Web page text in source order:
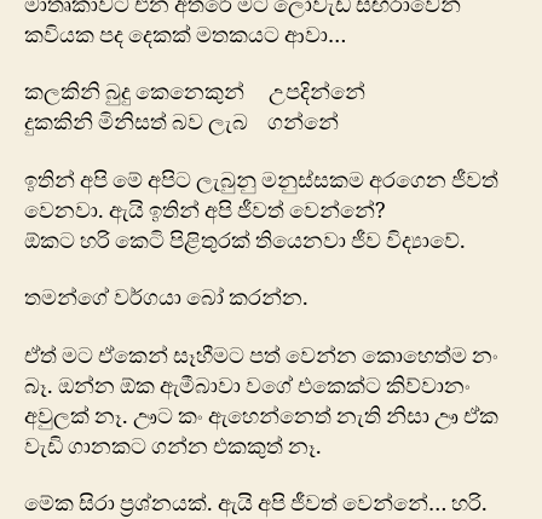
කවියක පද දෙකක් මතකයට ආවා…
කලකිනි බුදු කෙනෙකුන් උපදින්නේ
දුකකිනි මිනිසත් බව ලැබ ගන්නේ
ඉතින් අපි මේ අපිට ලැබුනු මනුස්සකම අරගෙන ජීවත්
වෙනවා. ඇයි ඉතින් අපි ජීවත් වෙන්නේ?
ඕකට හරි කෙටි පිළිතුරක් තියෙනවා ජීව විද්‍යාවේ.
තමන්ගේ වර්ගයා බෝ කරන්න.
ඒත් මට ඒකෙන් සෑහීමට පත් වෙන්න කොහෙත්ම නං
බෑ. ඔන්න ඕක ඇමීබාවා වගේ එකෙක්ට කිව්වානං
අවුලක් නෑ. ඌට කං ඇහෙන්නෙත් නැති නිසා ඌ ඒක
වැඩි ගානකට ගන්න එකකුත් නෑ.
මේක සිරා ප්‍රශ්නයක්. ඇයි අපි ජීවත් වෙන්නේ… හරි.